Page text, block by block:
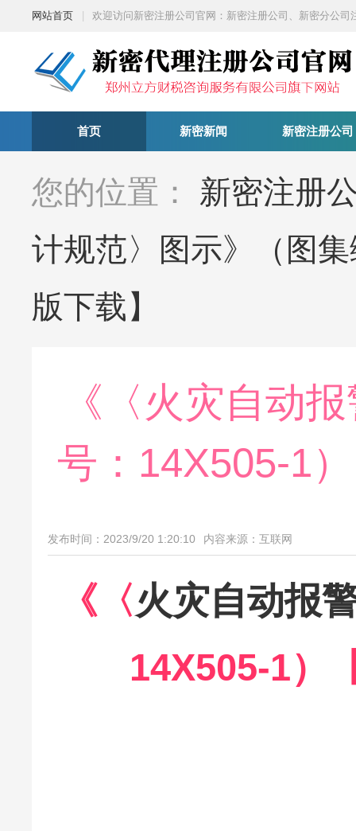
网站首页 欢迎访问新密注册公司官网：新密注册公司、新密分公
首页 新密新闻 新密注册公司
您的位置：
新密注册
计规范〉图示》（图
版下载】
《〈火灾自动
号：14X505-1
发布时间：2023/9/20 1:20:10 内容来源：互联网
《〈火灾自动报
14X505-1）